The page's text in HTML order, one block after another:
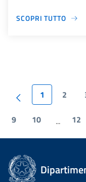
SCOPRI TUTTO
1 2
9 10 ... 12